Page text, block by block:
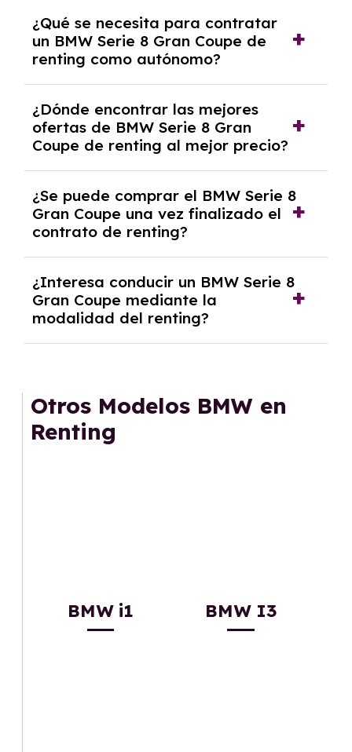
documentación financiera y, en algunos
casos, un informe de solvencia de la empresa
y un pago inicial.
¿Qué se necesita para contratar
un BMW Serie 8 Gran Coupe de
renting como autónomo?
autónomos, justificante de ingresos y, en
algunos casos, un informe fiscal y un pago
inicial.
¿Dónde encontrar las mejores
ofertas de BMW Serie 8 Gran
Coupe de renting al mejor precio?
mejores ofertas de vehículos de renting con
todos los gastos incluidos y sin pagar
entradas.
¿Se puede comprar el BMW Serie 8
Gran Coupe una vez finalizado el
contrato de renting?
renting se puede adquirir el coche. En este
caso tendrán que analizar los años, la
cantidad de kilómetros recorridos y el coste
del mercado actual.
¿Interesa conducir un BMW Serie 8
Gran Coupe mediante la
modalidad del renting?
gusta cambiar de coche cada pocos años.
Otros Modelos BMW en
Renting
BMW i1 BMW I3